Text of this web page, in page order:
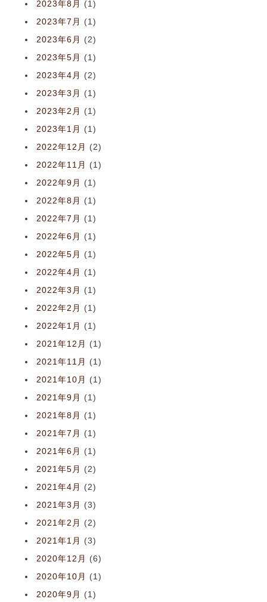
2023年8月
(1)
2023年7月
(1)
2023年6月
(2)
2023年5月
(1)
2023年4月
(2)
2023年3月
(1)
2023年2月
(1)
2023年1月
(1)
2022年12月
(2)
2022年11月
(1)
2022年9月
(1)
2022年8月
(1)
2022年7月
(1)
2022年6月
(1)
2022年5月
(1)
2022年4月
(1)
2022年3月
(1)
2022年2月
(1)
2022年1月
(1)
2021年12月
(1)
2021年11月
(1)
2021年10月
(1)
2021年9月
(1)
2021年8月
(1)
2021年7月
(1)
2021年6月
(1)
2021年5月
(2)
2021年4月
(2)
2021年3月
(3)
2021年2月
(2)
2021年1月
(3)
2020年12月
(6)
2020年10月
(1)
2020年9月
(1)